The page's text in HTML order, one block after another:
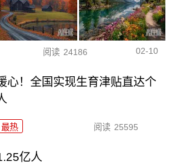
阅读 24186 02-10
心！全国实现生育津贴直达个
最热 阅读 25595
亿人